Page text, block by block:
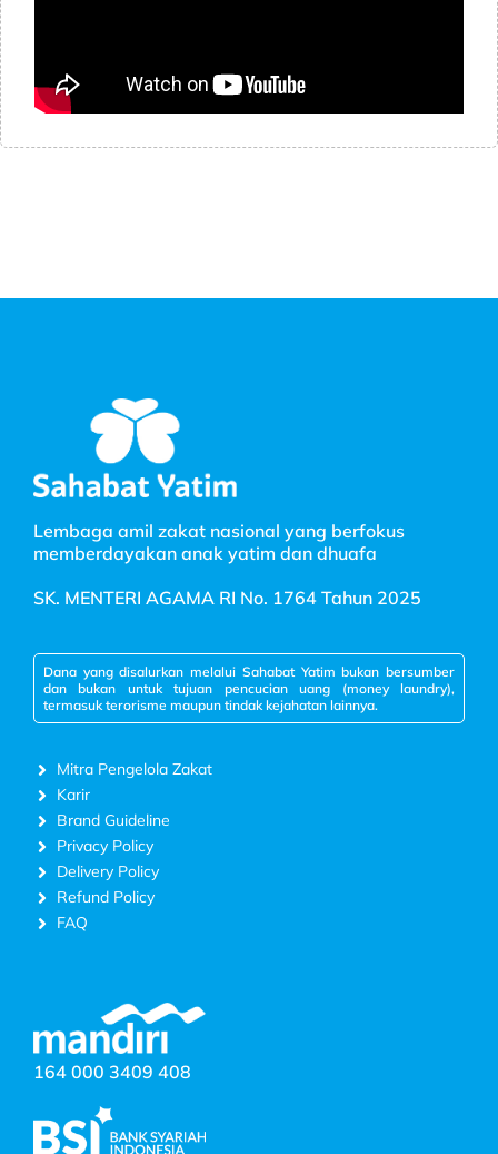
Lembaga amil zakat nasional yang berfokus
memberdayakan anak yatim dan dhuafa
SK. MENTERI AGAMA RI No. 1764 Tahun 2025
Dana yang disalurkan melalui Sahabat Yatim bukan bersumber
dan bukan untuk tujuan pencucian uang (money laundry),
termasuk terorisme maupun tindak kejahatan lainnya.
Mitra Pengelola Zakat
Karir
Brand Guideline
Privacy Policy
Delivery Policy
Refund Policy
FAQ
164 000 3409 408